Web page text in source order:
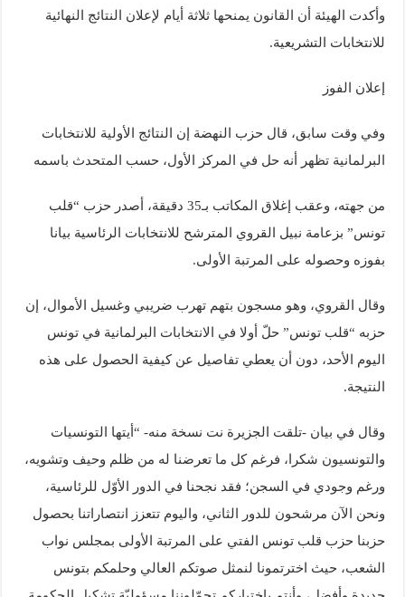
وأكدت الهيئة أن القانون يمنحها ثلاثة أيام لإعلان النتائج النهائية
للانتخابات التشريعية.
إعلان الفوز
وفي وقت سابق، قال حزب النهضة إن النتائج الأولية للانتخابات
البرلمانية تظهر أنه حل في المركز الأول، حسب المتحدث باسمه
من جهته، وعقب إغلاق المكاتب بـ35 دقيقة، أصدر حزب “قلب
تونس” بزعامة نبيل القروي المترشح للانتخابات الرئاسية بيانا
بفوزه وحصوله على المرتبة الأولى.
وقال القروي، وهو مسجون بتهم تهرب ضريبي وغسيل الأموال، إن
حزبه “قلب تونس” حلّ أولا في الانتخابات البرلمانية في تونس
اليوم الأحد، دون أن يعطي تفاصيل عن كيفية الحصول على هذه
النتيجة.
وقال في بيان -تلقت الجزيرة نت نسخة منه- “أيتها التونسيات
والتونسيون شكرا، فرغم كل ما تعرضنا له من ظلم وحيف وتشويه،
ورغم وجودي في السجن؛ فقد نجحنا في الدور الأوّل للرئاسية،
ونحن الآن مرشحون للدور الثاني، واليوم تتعزز انتصاراتنا بحصول
حزبنا حزب قلب تونس الفتي على المرتبة الأولى بمجلس نواب
الشعب، حيث اخترتمونا لنمثل صوتكم العالي وحلمكم بتونس